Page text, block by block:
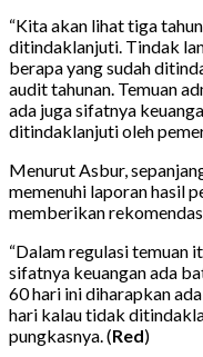
“Kita akan lihat tiga
ditindaklanjuti. Tindak
berapa yang sudah
audit tahunan. Temuan
ada juga sifatnya
ditindaklanjuti oleh
Menurut Asbur,
memenuhi laporan hasil
memberikan
“Dalam regulasi temuan
sifatnya keuangan ada
60 hari ini diharapkan
hari kalau tidak
pungkasnya. (Red)